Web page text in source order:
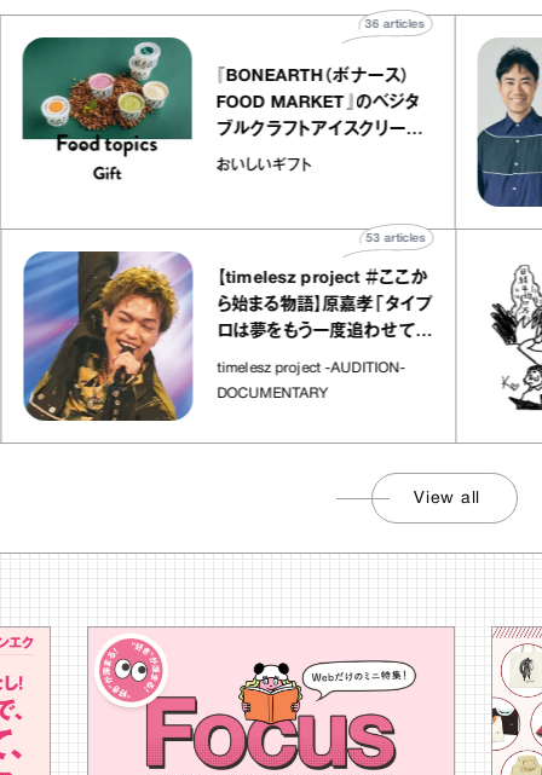
『BONEARTH（ボナース）
FOOD MARKET』のベジタ
ブルクラフトアイスクリーム
｜真野知子の「おいしいギフ
おいしいギフト
36articles
【timelesz project ＃ここか
ら始まる物語】原嘉孝「タイプ
ロは夢をもう一度追わせてく
れた場所」
timelesz project -AUDITION-
DOCUMENTARY
articles
View all